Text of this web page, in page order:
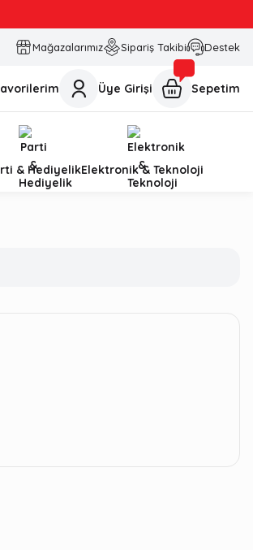
Mağazalarımız Sipariş Takibi Destek
Üye Girişi Sepetim
& HediyelikElektronik & Teknoloji